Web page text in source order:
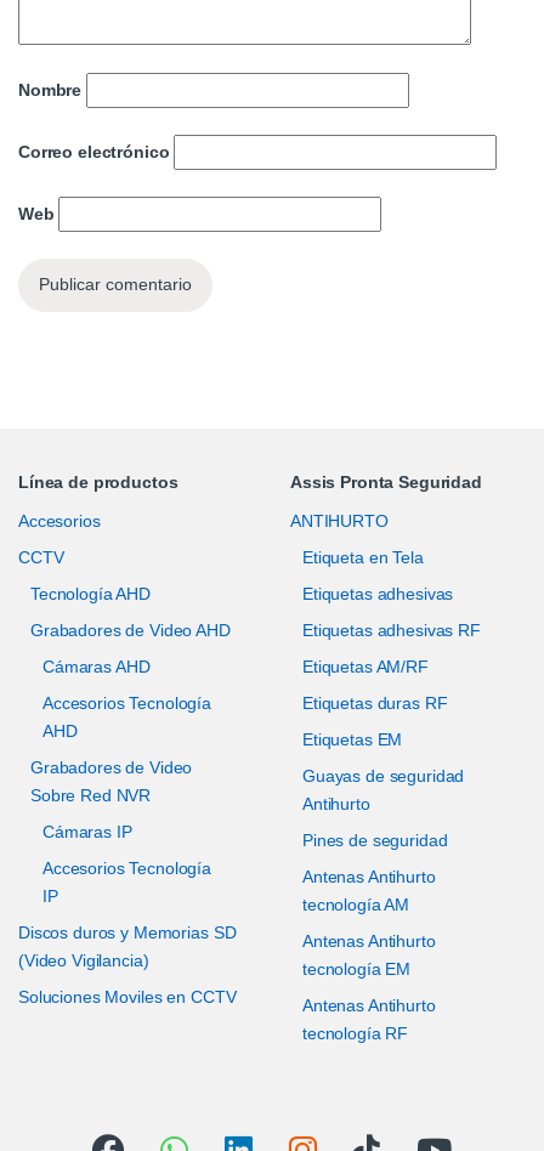
Nombre
Correo electrónico
Web
Línea de productos
Accesorios
CCTV
Tecnología AHD
Grabadores de Video AHD
Cámaras AHD
Accesorios Tecnología
AHD
Grabadores de Video
Sobre Red NVR
Cámaras IP
Accesorios Tecnología
IP
Discos duros y Memorias SD
(Video Vigilancia)
Soluciones Moviles en CCTV
Assis Pronta Seguridad
ANTIHURTO
Etiqueta en Tela
Etiquetas adhesivas
Etiquetas adhesivas RF
Etiquetas AM/RF
Etiquetas duras RF
Etiquetas EM
Guayas de seguridad
Antihurto
Pines de seguridad
Antenas Antihurto
tecnología AM
Antenas Antihurto
tecnología EM
Antenas Antihurto
tecnología RF